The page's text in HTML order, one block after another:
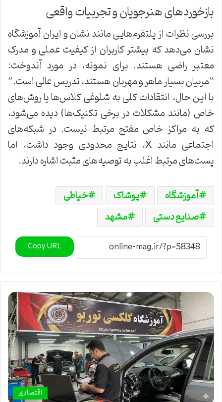
بازخوردهای هنرجویان و تجربیات واقعی
بررسی نظرات از پلتفرم‌هایی مانند نشان و ایران آموزشگاه
نشان می‌دهد که بیشتر کاربران از کیفیت عملی و مدرک
معتبر راضی هستند. برای نمونه، در مورد آندوخت:
“مربیان بسیار ماهر و مهربان هستند، تدریس عالی است.”
با این حال، انتقادات کلی به شلوغی کلاس‌ها یا روش‌های
خاص (مانند مشکلات در برخی تکنیک‌ها) دیده می‌شود،
که به مراکز خاص مفتح مرتبط نیست. در شبکه‌های
اجتماعی مانند X، نتایج محدودی وجود داشت، اما
پست‌های مرتبط اغلب به توصیه‌های مثبت اشاره دارند.
آموزشگاه پوشاک
خیاطی
صنایع دستی
مشهد
Copy URL
اقتصادی